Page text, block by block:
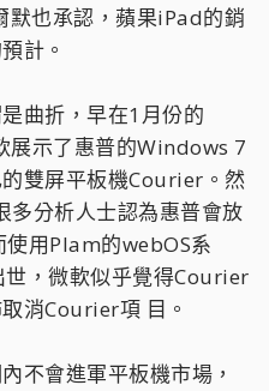
默也承認，蘋果iPad的銷
計。
曲折，早在1月份的
展示了惠普的Windows 7
雙屏平板機Courier。然
多分析人士認為惠普會放
用Plam的webOS系
，微軟似乎覺得Courier
消Courier項 目。
不會進軍平板機市場，